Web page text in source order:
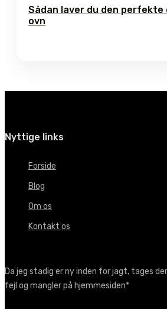
Sådan laver du den perfekte
ovn
Nyttige links
Forside
Blog
Om os
Kontakt os
Da jeg stadig er ny inden for jagt, tages
fejl og mangler på hjemmesiden*